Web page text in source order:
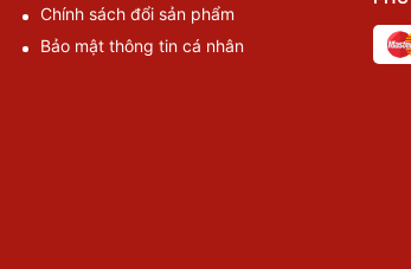
Chính sách đổi sản phẩm
Bảo mật thông tin cá nhân